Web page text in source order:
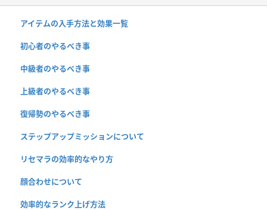
アイテムの入手方法と効果一覧
初心者のやるべき事
中級者のやるべき事
上級者のやるべき事
復帰勢のやるべき事
ステップアップミッションについて
リセマラの効率的なやり方
顔合わせについて
効率的なランク上げ方法